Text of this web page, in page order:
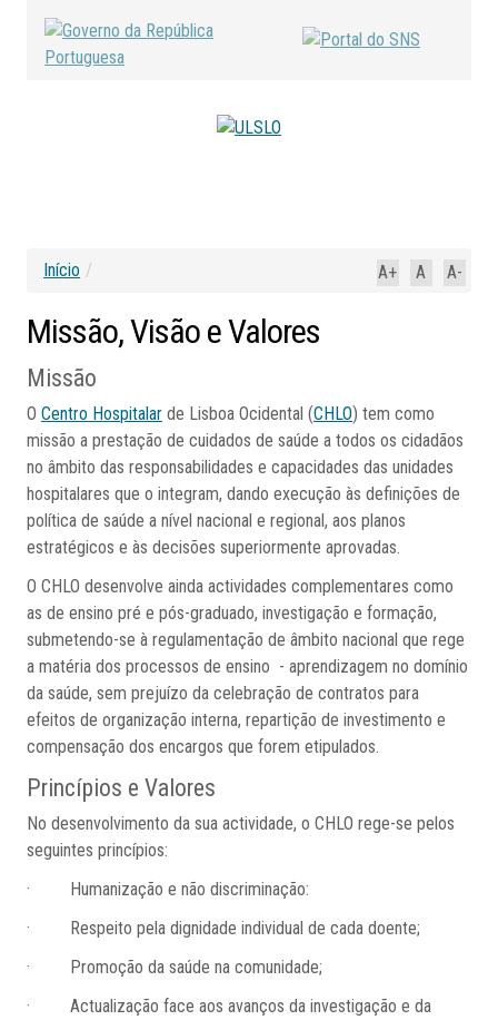
A-
A
A+
Início /
Missão,Visão eValores
Missão
OCentro Hospitalar de Lisboa Ocidental (CHLO) tem como
missão a prestação de cuidados de saúde a todos os cidadãos
no âmbito das responsabilidades e capacidades das unidades
hospitalares que o integram, dando execução às definições de
política de saúde a nível nacional e regional, aos planos
estratégicos e às decisões superiormente aprovadas.
O CHLO desenvolve ainda actividades complementares como
as de ensino pré e pós-graduado, investigação e formação,
submetendo-se à regulamentação de âmbito nacional que rege
a matéria dos processos de ensino - aprendizagem no domínio
da saúde, sem prejuízo da celebração de contratos para
efeitos de organização interna, repartição de investimento e
compensação dos encargos que forem etipulados.
Princípios e Valores
No desenvolvimento da sua actividade, o CHLO rege-se pelos
seguintes princípios:
· Humanização e não discriminação:
· Respeito pela dignidade individual de cada doente;
· Promoção da saúde na comunidade;
· Actualização face aos avanços da investigação e da